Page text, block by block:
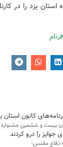
استان یزد را در
کانون
بیست و ششمین
جوایز را درو کردند
دفاع مقدس؛